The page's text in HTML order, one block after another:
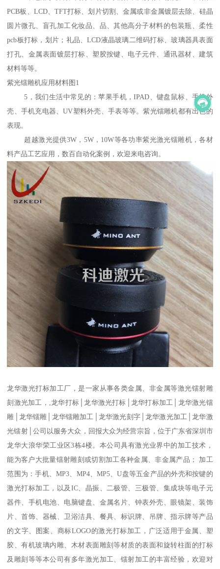
PCB板、LCD、TFT打标、划片切割、金属或非金属镀层去除、硅晶
圆片微孔、盲孔加工化妆品、品、其他高分子材料的包装瓶、柔性
pcb板打标，划片；礼品、LCD液晶玻璃二维码打标、玻璃器具表面
打孔、金属表面镀层打标、塑胶按键、电子元件、通讯器材、建筑
材料等等。
紫光镭雕机应用材料图1
5，我们生活中常见的：苹果手机，IPAD、键盘鼠标、手机外
壳、手机充电器、UV塑料外壳、手表等等。紫光镭雕机都有出色的
表现。
超越激光提供3W，5W，10W等各功率紫光激光镭雕机，各材
料产品工艺应用，数百自动化案例，欢迎来电咨询。
龙华激光打标加工厂，是一家从事各类金属、非金属等激光镭射雕
刻激光加工，,龙华打标│龙华激光打标│龙华打标加工│龙华激光镭
雕│龙华镭雕│龙华镭雕加工│龙华激光刻字│龙华激光加工│龙华激
光镭射│公司以服务大众，回报大众为经营宗旨，位于广东省深圳市
龙华大浪华荣工业区3栋4楼。本公司具有激光业界中的加工技术，
能为客户大批量镭射雕刻或切割加工各种金属、非金属产品； 加工
范围为：手机、MP3、MP4、MP5、U盘等五金产品的外壳和按键的
激光打标加工，以及IC、晶振、二极管、三极管、集成块等电子元
器件、手机电池、电脑键盘、金属名片、钟表外壳、眼镜架、装饰
片、首饰、器械、卫浴洁具、餐具、标识牌、吊牌、指示牌等产品
的文字、图案、商标LOGO的激光打标加工，广泛适用于金属、塑
胶、有机玻璃内雕、木材表面雕刻等材质的表面和旋转柱面的打标
及雕刻等等本公司有多年激光加工、镭射加工的丰富经验，欢迎对